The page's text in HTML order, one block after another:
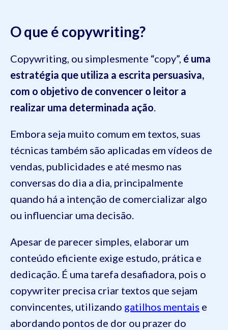
O que é copywriting?
Copywriting, ou simplesmente “copy”, é uma
estratégia que utiliza a escrita persuasiva,
com o objetivo de convencer o leitor a
realizar uma determinada ação
Embora seja muito comum em textos, suas
técnicas também são aplicadas em vídeos de
vendas, publicidades e até mesmo nas
conversas do dia a dia, principalmente
quando há a intenção de comercializar algo
ou influenciar uma decisão.
Apesar de parecer simples, elaborar um
conteúdo eficiente exige estudo, prática e
dedicação. É uma tarefa desafiadora, pois o
copywriter precisa criar textos que sejam
convincentes, utilizando gatilhos mentais e
abordando pontos de dor ou prazer do